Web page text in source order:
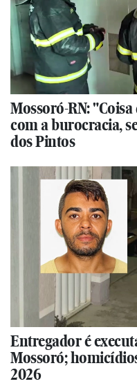
Mossoró-RN:
com a burocracia,
dos Pintos
Entregador é
Mossoró;
2026